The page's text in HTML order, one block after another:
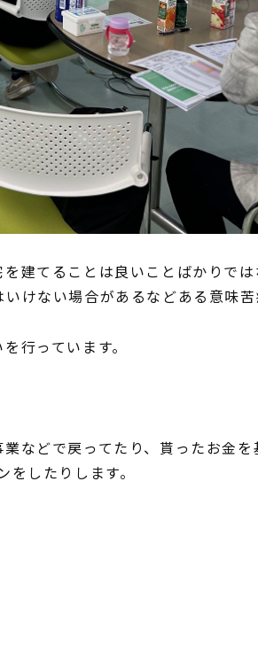
建てることは良いことばかりで
けない場合があるなどある意味苦
行っています。
などで戻ってたり、貰ったお金
したりします。